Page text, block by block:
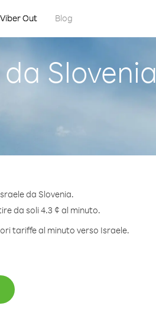
Viber Out Blog
Slovenia
da Slovenia.
da soli 4.3 ¢ al minuto.
tariffe al minuto verso Israele.